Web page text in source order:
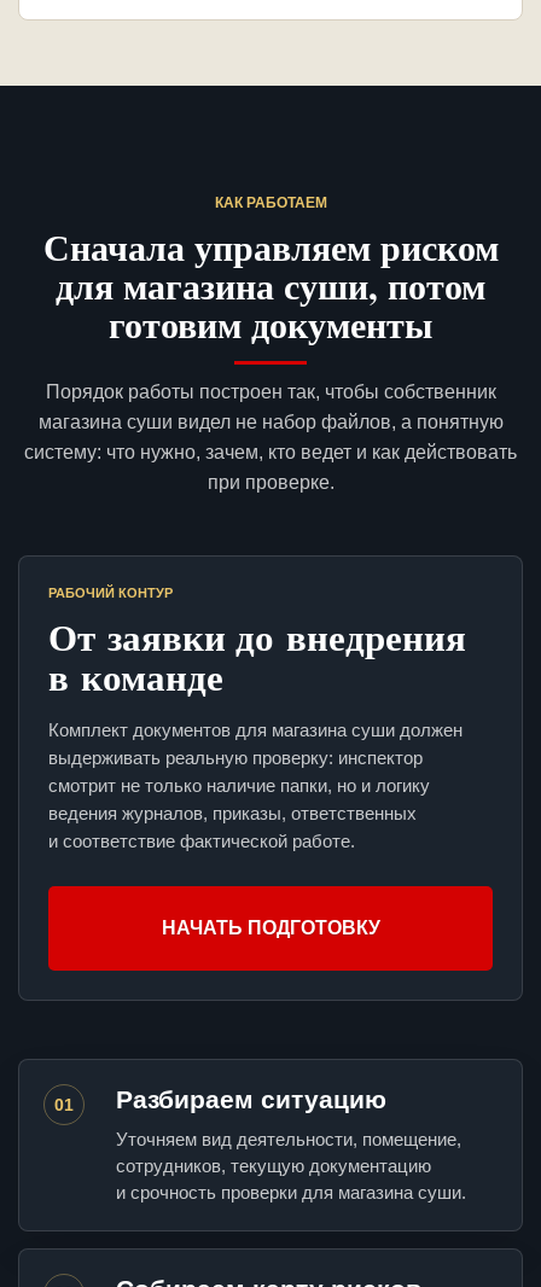
КАК РАБОТАЕМ
Сначала управляем риском
для магазина суши, потом
готовим документы
Порядок работы построен так, чтобы собственник
магазина суши видел не набор файлов, а понятную
систему: что нужно, зачем, кто ведет и как действовать
при проверке.
РАБОЧИЙ КОНТУР
От заявки до внедрения
в команде
Комплект документов для магазина суши должен
выдерживать реальную проверку: инспектор
смотрит не только наличие папки, но и логику
ведения журналов, приказы, ответственных
и соответствие фактической работе.
НАЧАТЬ ПОДГОТОВКУ
01 Разбираем ситуацию
Уточняем вид деятельности, помещение,
сотрудников, текущую документацию
и срочность проверки для магазина суши.